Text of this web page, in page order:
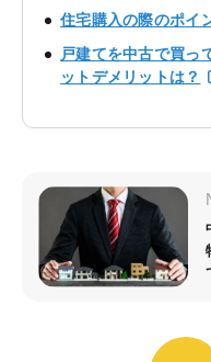
住宅購入の際のポイ
戸建てを中古で買っ
ットデメリットは？